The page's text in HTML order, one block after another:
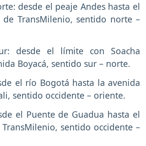
desde el peaje Andes hasta el
TransMilenio, sentido norte –
desde el límite con Soacha
Boyacá, sentido sur – norte.
el río Bogotá hasta la avenida
sentido occidente – oriente.
el Puente de Guadua hasta el
sentido occidente –